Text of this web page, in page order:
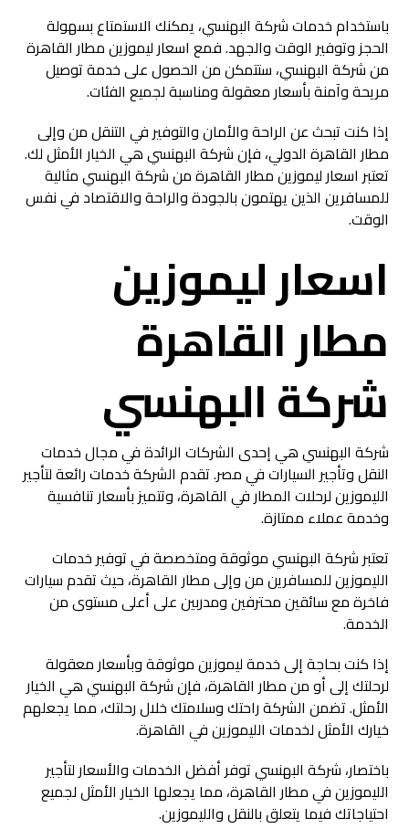
باستخدام خدمات شركة البهنسي، يمكنك الاستمتاع بسهولة
الحجز وتوفير الوقت والجهد. فمع اسعار ليموزين مطار القاهرة
من شركة البهنسي، ستتمكن من الحصول على خدمة توصيل
مريحة وآمنة بأسعار معقولة ومناسبة لجميع الفئات.
إذا كنت تبحث عن الراحة والأمان والتوفير في التنقل من وإلى
مطار القاهرة الدولي، فإن شركة البهنسي هي الخيار الأمثل لك.
تعتبر اسعار ليموزين مطار القاهرة من شركة البهنسي مثالية
للمسافرين الذين يهتمون بالجودة والراحة والاقتصاد في نفس
الوقت.
اسعار ليموزين
مطار القاهرة
شركة البهنسي
شركة البهنسي هي إحدى الشركات الرائدة في مجال خدمات
النقل وتأجير السيارات في مصر. تقدم الشركة خدمات رائعة لتأجير
الليموزين لرحلات المطار في القاهرة، وتتميز بأسعار تنافسية
وخدمة عملاء ممتازة.
تعتبر شركة البهنسي موثوقة ومتخصصة في توفير خدمات
الليموزين للمسافرين من وإلى مطار القاهرة، حيث تقدم سيارات
فاخرة مع سائقين محترفين ومدربين على أعلى مستوى من
الخدمة.
إذا كنت بحاجة إلى خدمة ليموزين موثوقة وبأسعار معقولة
لرحلتك إلى أو من مطار القاهرة، فإن شركة البهنسي هي الخيار
الأمثل. تضمن الشركة راحتك وسلامتك خلال رحلتك، مما يجعلهم
خيارك الأمثل لخدمات الليموزين في القاهرة.
باختصار، شركة البهنسي توفر أفضل الخدمات والأسعار لتأجير
الليموزين في مطار القاهرة، مما يجعلها الخيار الأمثل لجميع
احتياجاتك فيما يتعلق بالنقل والليموزين.